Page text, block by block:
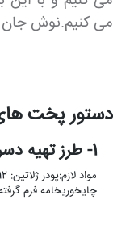
می کنیم.نوش جان
دستور پخت
1- طرز تهیه دسر نسکافه
چایخوریخامه فرم گرفته: 1 فنجانپودر پسته: 1 قاشق